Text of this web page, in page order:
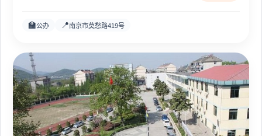
🏫公办 📍南京市莫愁路419号